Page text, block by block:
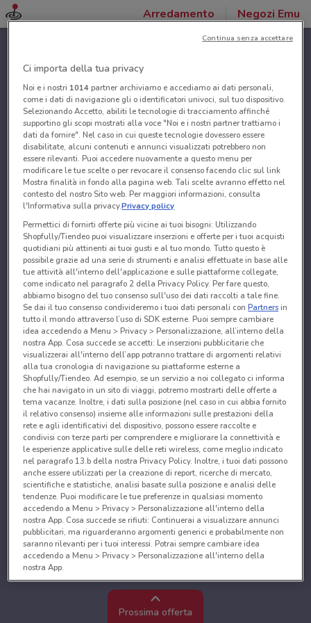
Arredamento Negozi Emu
Prossima offerta
Ci importa della tua privacy
Noi e i nostri 1014partner archiviamo e accediamo ai dati personali,
come i dati di navigazione gli o identificatori univoci, sul tuo dispositivo.
Selezionando Accetto, abiliti le tecnologie di tracciamento affinché
supportino gli scopi mostrati alla voce "Noi e i nostri partner trattiamo i
dati da fornire". Nel caso in cui queste tecnologie dovessero essere
disabilitate, alcuni contenuti e annunci visualizzati potrebbero non
essere rilevanti. Puoi accedere nuovamente a questo menu per
modificare le tue scelte o per revocare il consenso facendo clic sul link
Mostra finalità in fondo alla pagina web. Tali scelte avranno effetto nel
contesto del nostro Sito web. Per maggiori informazioni, consulta
l'Informativa sulla privacy.Privacy policy
Permettici di fornirti offerte più vicine ai tuoi bisogni: Utilizzando
Shopfully/Tiendeo puoi visualizzare inserzioni e offerte per i tuoi acquisti
quotidiani più attinenti ai tuoi gusti e al tuo mondo. Tutto questo è
possibile grazie ad una serie di strumenti e analisi effettuate in base alle
tue attività all'interno dell'applicazione e sulle piattaforme collegate,
come indicato nel paragrafo 2 della Privacy Policy. Per fare questo,
abbiamo bisogno del tuo consenso sull'uso dei dati raccolti a tale fine.
Se dai il tuo consenso condivideremo i tuoi dati personali conPartnersin
tutto il mondo attraverso l’uso di SDK esterne. Puoi sempre cambiare
idea accedendo a Menu > Privacy > Personalizzazione, all’interno della
nostra App. Cosa succede se accetti: Le inserzioni pubblicitarie che
visualizzerai all'interno dell’app potranno trattare di argomenti relativi
alla tua cronologia di navigazione su piattaforme esterne a
Shopfully/Tiendeo. Ad esempio, se un servizio a noi collegato ci informa
che hai navigato in un sito di viaggi, potremo mostrarti delle offerte a
tema vacanze. Inoltre, i dati sulla posizione (nel caso in cui abbia fornito
il relativo consenso) insieme alle informazioni sulle prestazioni della
rete e agli identificativi del dispositivo, possono essere raccolte e
condivisi con terze parti per comprendere e migliorare la connettività e
le esperienze applicative sulle delle reti wireless, come meglio indicato
nel paragrafo 13.b della nostra Privacy Policy. Inoltre, i tuoi dati possono
anche essere utilizzati per la creazione di report, ricerche di mercato,
scientifiche e statistiche, analisi basate sulla posizione e analisi delle
tendenze. Puoi modificare le tue preferenze in qualsiasi momento
accedendo a Menu > Privacy > Personalizzazione all'interno della
nostra App. Cosa succede se rifiuti: Continuerai a visualizzare annunci
pubblicitari, ma riguarderanno argomenti generici e probabilmente non
saranno rilevanti per i tuoi interessi. Potrai sempre cambiare idea
accedendo a Menu > Privacy > Personalizzazione all'interno della
nostra App.
Noi e i nostri partner trattiamo i dati per fornire:
Utilizzare dati di geolocalizzazione precisi. Scansione attiva delle
caratteristiche del dispositivo ai fini dell’identificazione. Archiviare
Continua senza accettare